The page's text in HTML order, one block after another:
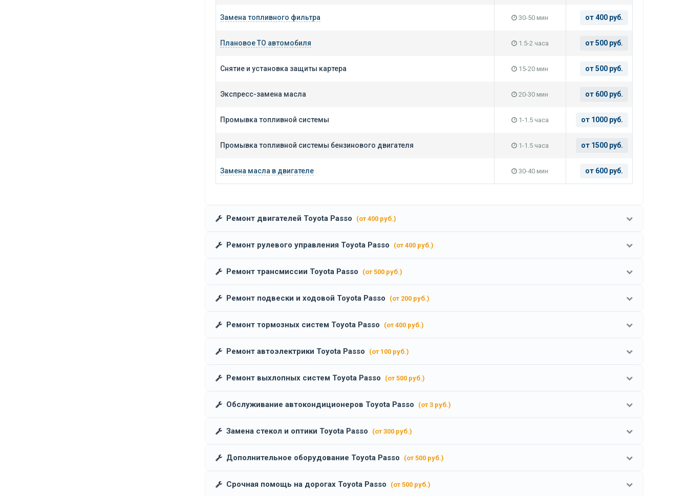
Замена топливного фильтра 30-50 мин от 400 руб.
Плановое ТО автомобиля 1.5-2 часа от 500 руб.
Снятие и установка защиты картера 15-20 мин от 500 руб.
Экспресс-замена масла 20-30 мин от 600 руб.
Промывка топливной системы 1-1.5 часа от 1000 руб.
Промывка топливной системы бензинового двигателя 1-1.5 часа от 1500 руб.
Замена масла в двигателе 30-40 мин от 600 руб.
Ремонт двигателей Toyota Passo (от 400 руб.)
Ремонт рулевого управления Toyota Passo (от 400 руб.)
Ремонт трансмиссии Toyota Passo (от 500 руб.)
Ремонт подвески и ходовой Toyota Passo (от 200 руб.)
Ремонт тормозных систем Toyota Passo (от 400 руб.)
Ремонт автоэлектрики Toyota Passo (от 100 руб.)
Ремонт выхлопных систем Toyota Passo (от 500 руб.)
Обслуживание автокондиционеров Toyota Passo (от 3 руб.)
Замена стекол и оптики Toyota Passo (от 300 руб.)
Дополнительное оборудование Toyota Passo (от 500 руб.)
Срочная помощь на дорогах Toyota Passo (от 500 руб.)